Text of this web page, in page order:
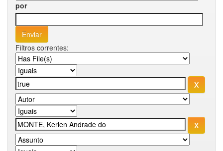
por
Filtros correntes: